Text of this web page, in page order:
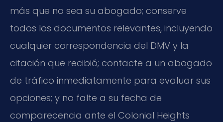
más que no sea su abogado; conserve
todos los documentos relevantes, incluyendo
cualquier correspondencia del DMV y la
citación que recibió; contacte a un abogado
de tráfico inmediatamente para evaluar sus
opciones; y no falte a su fecha de
comparecencia ante el Colonial Heights